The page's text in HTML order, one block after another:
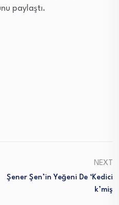
paylaştı.
NEXT
Şener Şen’in Yeğeni De ‘kedici
K’miş